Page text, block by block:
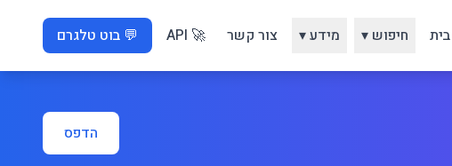
בית חיפוש ▾ מידע ▾ צור קשר 🚀 API 💬 בוט טלגרם
הדפס